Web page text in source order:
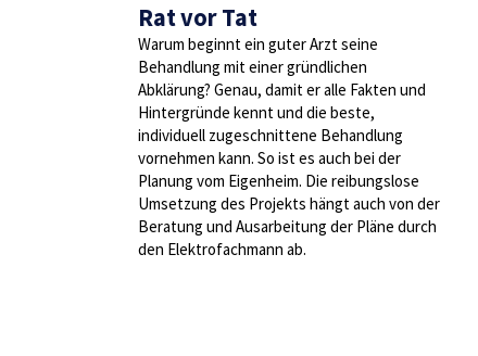
Rat vor Tat
Warum beginnt ein guter Arzt seine
Behandlung mit einer gründlichen
Abklärung? Genau, damit er alle Fakten und
Hintergründe kennt und die beste,
individuell zugeschnittene Behandlung
vornehmen kann. So ist es auch bei der
Planung vom Eigenheim. Die reibungslose
Umsetzung des Projekts hängt auch von der
Beratung und Ausarbeitung der Pläne durch
den Elektrofachmann ab.